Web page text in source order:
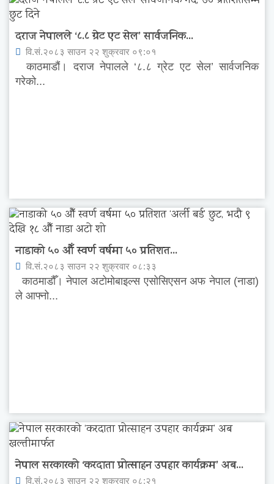
दराज नेपालले ‘८.८ ग्रेट एट सेल’ सार्वजनिक...
वि.सं.२०८३ साउन २२ शुक्रवार ०९:०१
काठमाडौं। दराज नेपालले ‘८.८ ग्रेट एट सेल’ सार्वजनिक
गरेको...
नाडाको ५० औँ स्वर्ण वर्षमा ५० प्रतिशत...
वि.सं.२०८३ साउन २२ शुक्रवार ०८:३३
काठमाडौँ। नेपाल अटोमोबाइल्स एसोसिएसन अफ नेपाल (नाडा)
ले आफ्नो...
नेपाल सरकारको ‘करदाता प्रोत्साहन उपहार कार्यक्रम’ अब...
वि.सं.२०८३ साउन २२ शुक्रवार ०८:२१